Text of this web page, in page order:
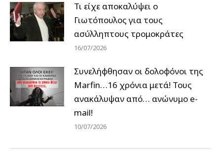
Τι είχε αποκαλύψει ο
Γιωτόπουλος για τους
ασύλληπτους τρομοκράτες
16/07/2026
Συνελήφθησαν οι δολοφόνοι της
Marfin…16 χρόνια μετά! Τους
ανακάλυψαν από… ανώνυμο e-
mail!
10/07/2026